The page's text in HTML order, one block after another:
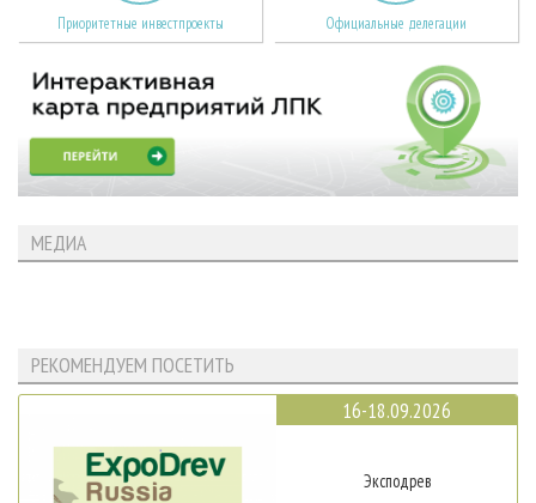
Приоритетные инвестпроекты Официальные делегации
МЕДИА
РЕКОМЕНДУЕМ ПОСЕТИТЬ
16-18.09.2026
Эксподрев